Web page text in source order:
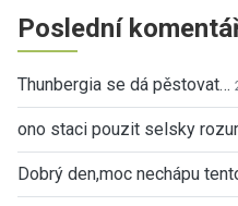
Poslední
Thunbergia se dá pěstovat…
ono staci pouzit selsky
Dobrý den,moc nechápu